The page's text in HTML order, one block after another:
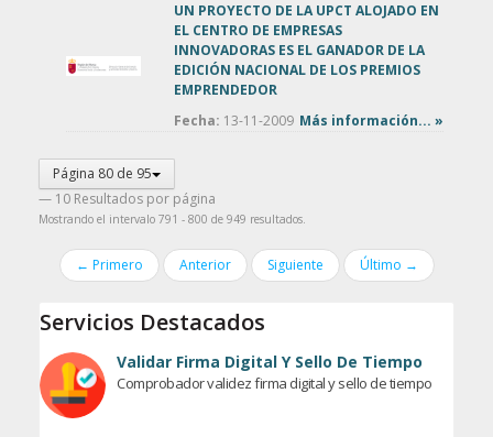
UN PROYECTO DE LA UPCT ALOJADO EN
EL CENTRO DE EMPRESAS
INNOVADORAS ES EL GANADOR DE LA
EDICIÓN NACIONAL DE LOS PREMIOS
EMPRENDEDOR
Fecha: 13-11-2009 Más información... »
Página 80 de 95
— 10 Resultados por página
Mostrando el intervalo 791 - 800 de 949 resultados.
← Primero Anterior Siguiente Último →
Servicios Destacados
Validar Firma Digital Y Sello De Tiempo
Comprobador validez firma digital y sello de tiempo